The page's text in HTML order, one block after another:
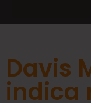
Davis
indica